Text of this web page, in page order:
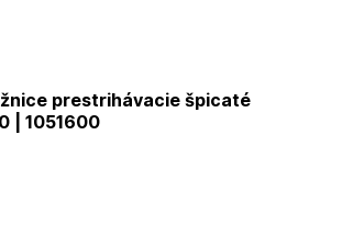
prestrihávacie špicaté
| 1051600